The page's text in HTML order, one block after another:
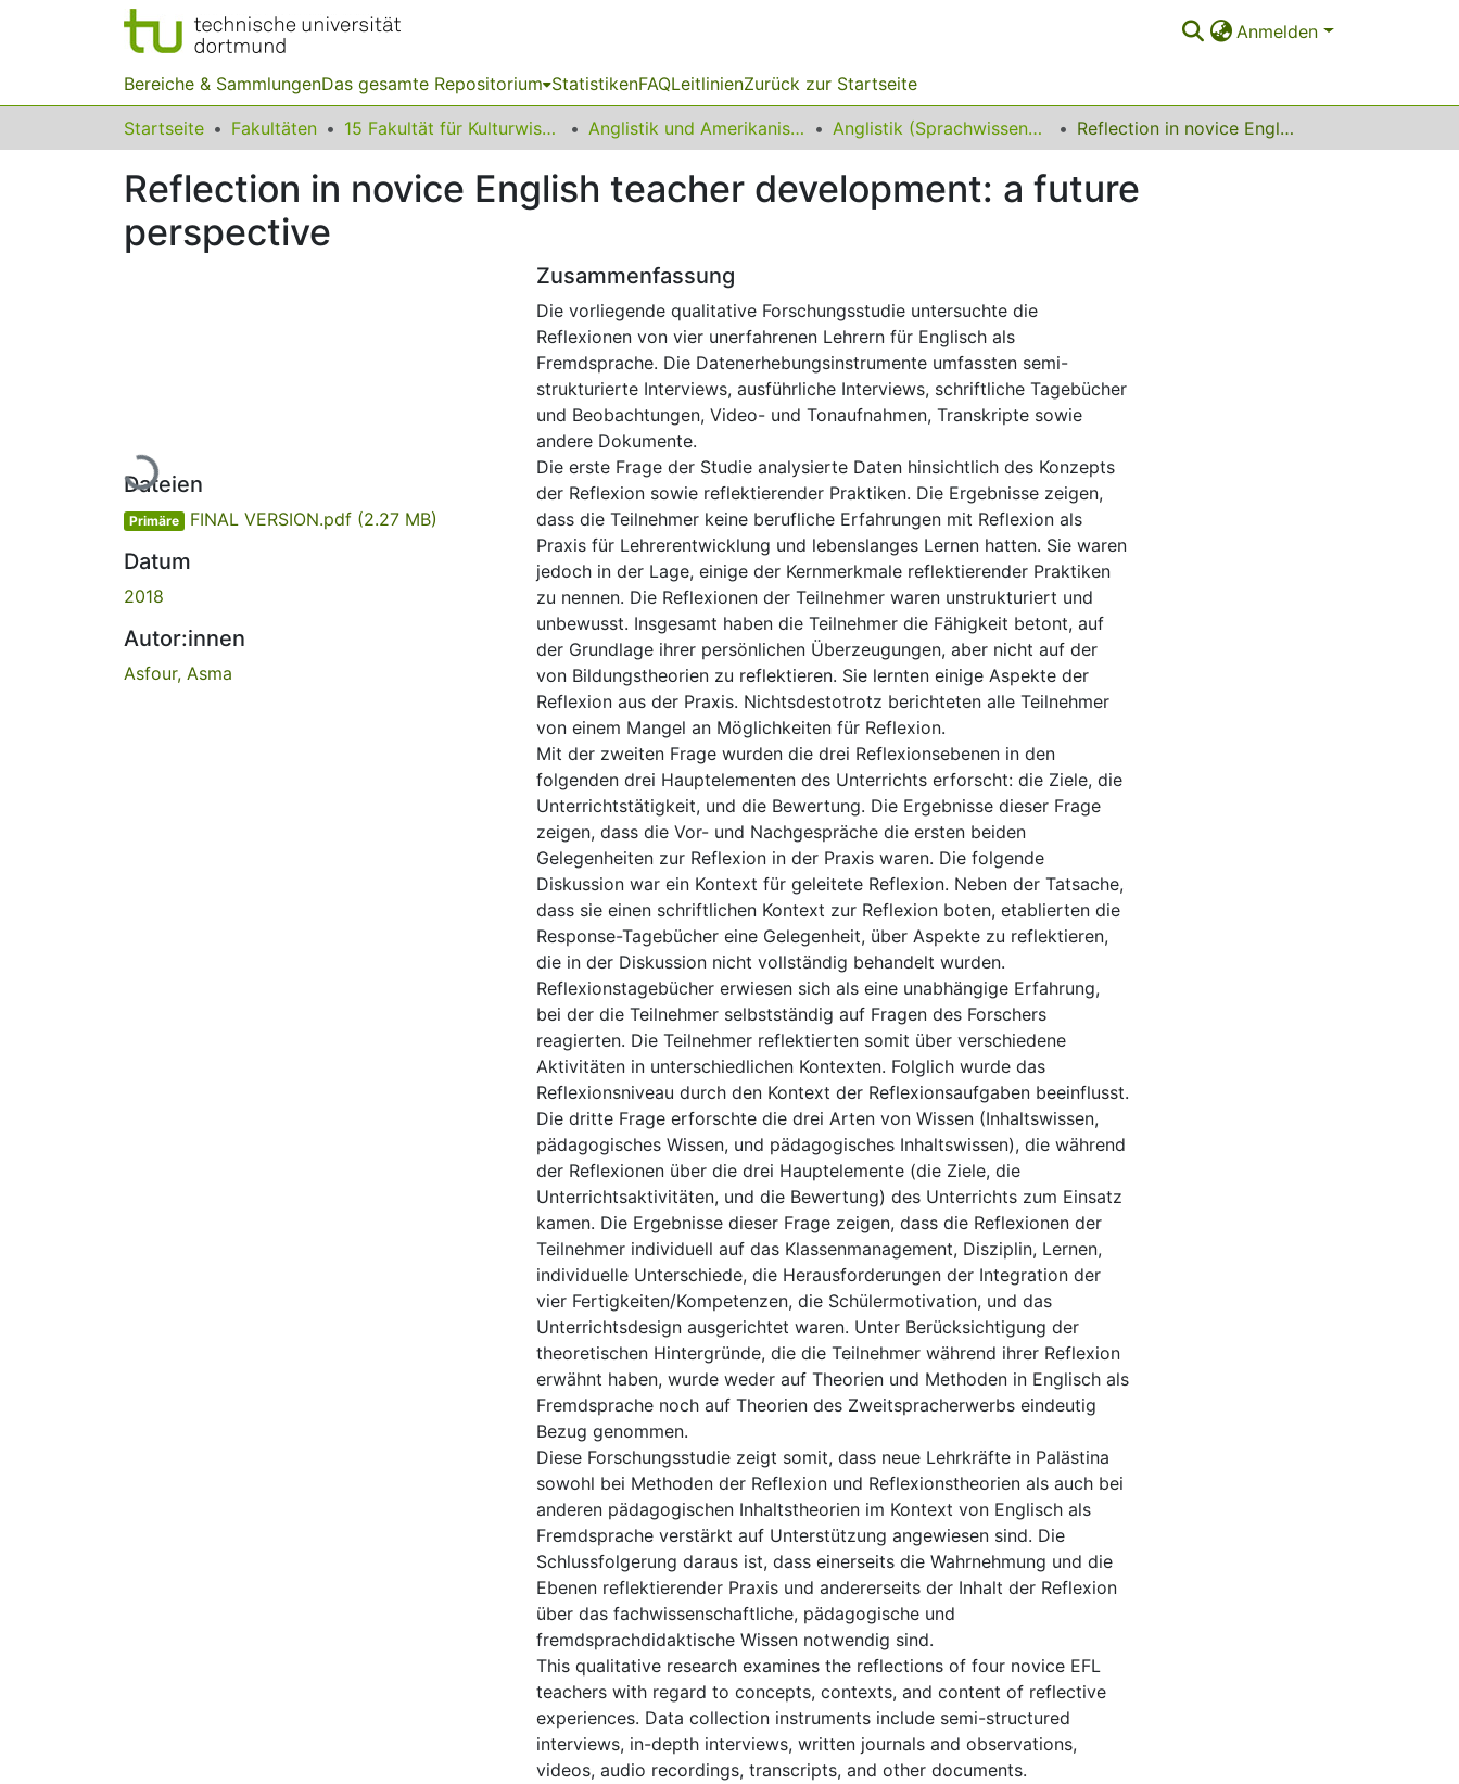
Anmelden
Bereiche & SammlungenDas gesamte Repositorium StatistikenFAQLeitlinienZurück zur Startseite
Startseite Fakultäten 15 Fakultät für Kulturwissenschaften Anglistik und Amerikanistik Anglistik (Sprachwissenschaft) Reflection in novice English teacher development: a future perspective
Reflection in novice English teacher development: a future
perspective
Lade...
Dateien
Primäre FINAL VERSION.pdf (2.27 MB)
Datum
2018
Autor:innen
Asfour, Asma
Zusammenfassung
Die vorliegende qualitative Forschungsstudie untersuchte die
Reflexionen von vier unerfahrenen Lehrern für Englisch als
Fremdsprache. Die Datenerhebungsinstrumente umfassten semi-
strukturierte Interviews, ausführliche Interviews, schriftliche Tagebücher
und Beobachtungen, Video- und Tonaufnahmen, Transkripte sowie
andere Dokumente.
Die erste Frage der Studie analysierte Daten hinsichtlich des Konzepts
der Reflexion sowie reflektierender Praktiken. Die Ergebnisse zeigen,
dass die Teilnehmer keine berufliche Erfahrungen mit Reflexion als
Praxis für Lehrerentwicklung und lebenslanges Lernen hatten. Sie waren
jedoch in der Lage, einige der Kernmerkmale reflektierender Praktiken
zu nennen. Die Reflexionen der Teilnehmer waren unstrukturiert und
unbewusst. Insgesamt haben die Teilnehmer die Fähigkeit betont, auf
der Grundlage ihrer persönlichen Überzeugungen, aber nicht auf der
von Bildungstheorien zu reflektieren. Sie lernten einige Aspekte der
Reflexion aus der Praxis. Nichtsdestotrotz berichteten alle Teilnehmer
von einem Mangel an Möglichkeiten für Reflexion.
Mit der zweiten Frage wurden die drei Reflexionsebenen in den
folgenden drei Hauptelementen des Unterrichts erforscht: die Ziele, die
Unterrichtstätigkeit, und die Bewertung. Die Ergebnisse dieser Frage
zeigen, dass die Vor- und Nachgespräche die ersten beiden
Gelegenheiten zur Reflexion in der Praxis waren. Die folgende
Diskussion war ein Kontext für geleitete Reflexion. Neben der Tatsache,
dass sie einen schriftlichen Kontext zur Reflexion boten, etablierten die
Response-Tagebücher eine Gelegenheit, über Aspekte zu reflektieren,
die in der Diskussion nicht vollständig behandelt wurden.
Reflexionstagebücher erwiesen sich als eine unabhängige Erfahrung,
bei der die Teilnehmer selbstständig auf Fragen des Forschers
reagierten. Die Teilnehmer reflektierten somit über verschiedene
Aktivitäten in unterschiedlichen Kontexten. Folglich wurde das
Reflexionsniveau durch den Kontext der Reflexionsaufgaben beeinflusst.
Die dritte Frage erforschte die drei Arten von Wissen (Inhaltswissen,
pädagogisches Wissen, und pädagogisches Inhaltswissen), die während
der Reflexionen über die drei Hauptelemente (die Ziele, die
Unterrichtsaktivitäten, und die Bewertung) des Unterrichts zum Einsatz
kamen. Die Ergebnisse dieser Frage zeigen, dass die Reflexionen der
Teilnehmer individuell auf das Klassenmanagement, Disziplin, Lernen,
individuelle Unterschiede, die Herausforderungen der Integration der
vier Fertigkeiten/Kompetenzen, die Schülermotivation, und das
Unterrichtsdesign ausgerichtet waren. Unter Berücksichtigung der
theoretischen Hintergründe, die die Teilnehmer während ihrer Reflexion
erwähnt haben, wurde weder auf Theorien und Methoden in Englisch als
Fremdsprache noch auf Theorien des Zweitspracherwerbs eindeutig
Bezug genommen.
Diese Forschungsstudie zeigt somit, dass neue Lehrkräfte in Palästina
sowohl bei Methoden der Reflexion und Reflexionstheorien als auch bei
anderen pädagogischen Inhaltstheorien im Kontext von Englisch als
Fremdsprache verstärkt auf Unterstützung angewiesen sind. Die
Schlussfolgerung daraus ist, dass einerseits die Wahrnehmung und die
Ebenen reflektierender Praxis und andererseits der Inhalt der Reflexion
über das fachwissenschaftliche, pädagogische und
fremdsprachdidaktische Wissen notwendig sind.
This qualitative research examines the reflections of four novice EFL
teachers with regard to concepts, contexts, and content of reflective
experiences. Data collection instruments include semi-structured
interviews, in-depth interviews, written journals and observations,
videos, audio recordings, transcripts, and other documents.